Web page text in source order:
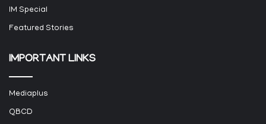
IM Special
Featured Stories
IMPORTANT LINKS
Mediaplus
QBCD